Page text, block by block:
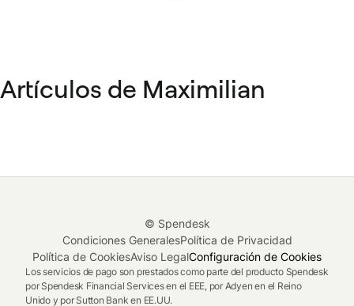
Artículos de Maximilian
© Spendesk
Condiciones GeneralesPolítica de Privacidad
Política de CookiesAviso LegalConfiguración de Cookies
Los servicios de pago son prestados como parte del producto Spendesk
por Spendesk Financial Services en el EEE, por Adyen en el Reino
Unido y por Sutton Bank en EE.UU.